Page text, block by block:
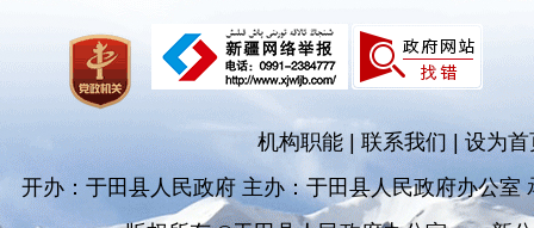
机构职能 联系我们|设为首
开办：于田县人民政府 主办：于田县人民政府办公室